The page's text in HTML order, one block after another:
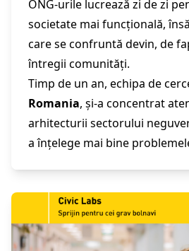
cercetare Civic Labs
ONG-urile lucrează zi de zi
societate mai funcțională,
care se confruntă devin, de
întregii comunități.
Timp de un an, echipa de
Romania, și-a concentrat
arhitecturii sectorului
a înțelege mai bine
În raportul nostru, ne-am
modalitățile prin care putem
neguvernamentale cu